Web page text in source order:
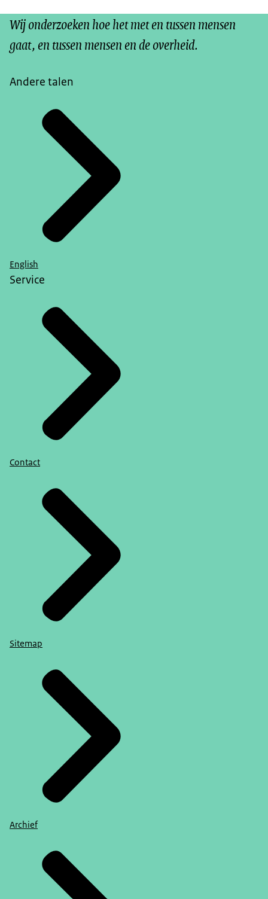
Wij onderzoeken hoe het met en tussen mensen
gaat, en tussen mensen en de overheid.
Andere talen
English
Service
Contact
Sitemap
Archief